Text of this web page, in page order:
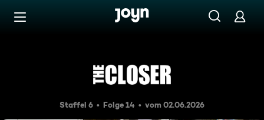
Zum Inhalt springen
Blutrache (2)
Staffel 6 Folge 14 vom 02.06.2026